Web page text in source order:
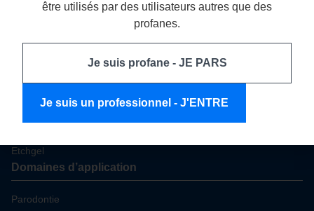
Dispositifs dentaires
Soins parodontaux
Amélioration de l’esthétique
Système adhésif
Etchgel
Domaines d’application
Parodontie
être utilisés par des utilisateurs autres que des
profanes.
Je suis profane - JE PARS
Je suis un professionnel - J'ENTRE